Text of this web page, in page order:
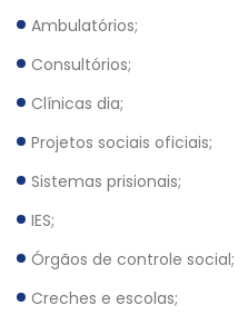
Ambulatórios;
Consultórios;
Clínicas dia;
Projetos sociais oficiais;
Sistemas prisionais;
IES;
Órgãos de controle social;
Creches e escolas;